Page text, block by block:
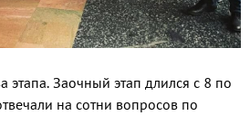
этапа. Заочный этап длился с 8 по
на сотни вопросов по